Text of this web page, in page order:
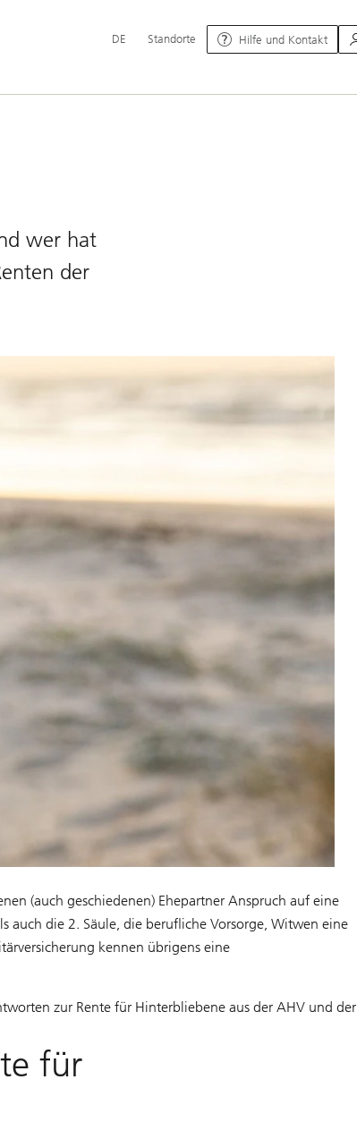
Hauptnavigation
DE Standorte Hilfe und Kontakt
wer hat
der
(auch geschiedenen) Ehepartner Anspruch auf eine
auch die 2. Säule, die berufliche Vorsorge, Witwen eine
kennen übrigens eine
zur Rente für Hinterbliebene aus der AHV und der
für